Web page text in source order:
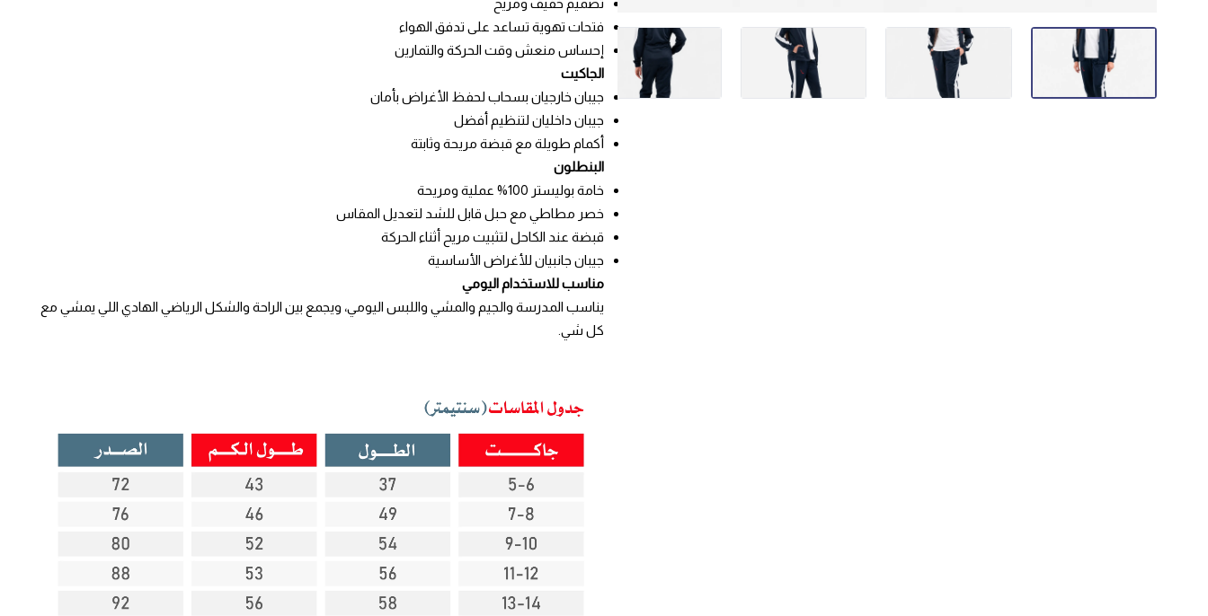
تصميم خفيف ومريح
فتحات تهوية تساعد على تدفق الهواء
إحساس منعش وقت الحركة والتمارين
الجاكيت
جيبان خارجيان بسحاب لحفظ الأغراض بأمان
جيبان داخليان لتنظيم أفضل
أكمام طويلة مع قبضة مريحة وثابتة
البنطلون
خامة بوليستر 100% عملية ومريحة
خصر مطاطي مع حبل قابل للشد لتعديل المقاس
قبضة عند الكاحل لتثبيت مريح أثناء الحركة
جيبان جانبيان للأغراض الأساسية
مناسب للاستخدام اليومي
يناسب المدرسة والجيم والمشي واللبس اليومي، ويجمع بين الراحة والشكل الرياضي الهادي اللي يمشي مع
كل شي.